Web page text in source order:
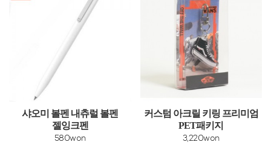
샤오미 볼펜 내츄럴 볼펜
젤잉크펜
580won
커스텀 아크릴 키링 프리미엄
PET패키지
3,220won